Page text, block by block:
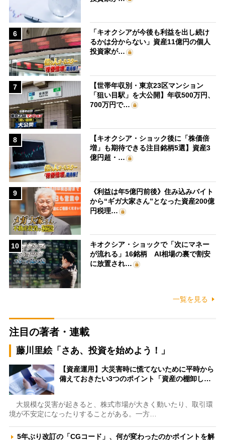
6
「キオクシアが今後も利益を出し続け
るかは分からない」資産11億円の個人
投資家が…
7
【世帯年収別・東京23区マンション
「狙い目駅」を大公開】年収500万円、
700万円で…
8
【キオクシア・ショック後に「株価倍
増」も期待できる注目銘柄5選】資産3
億円超・…
9
《利益は年5億円前後》住み込みバイト
から“ギガ大家さん”となった資産200億
円税理…
10
キオクシア・ショックで「次にマネー
が流れる」16銘柄 AI相場の裏で割安
に放置され…
一覧を見る
注目の著者・連載
藤川里絵「さあ、投資を始めよう！」
【資産運用】大災害時に慌てないために平時から
備えておきたい3つのポイント「資産の棚卸し…
大規模な災害が起きると、株式市場が大きく動いたり、取引環
境が不安定になったりすることがある。一方…
5年ぶり改訂の「CGコード」、何が変わったのかポイントを解